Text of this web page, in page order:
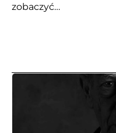
zobaczyć…